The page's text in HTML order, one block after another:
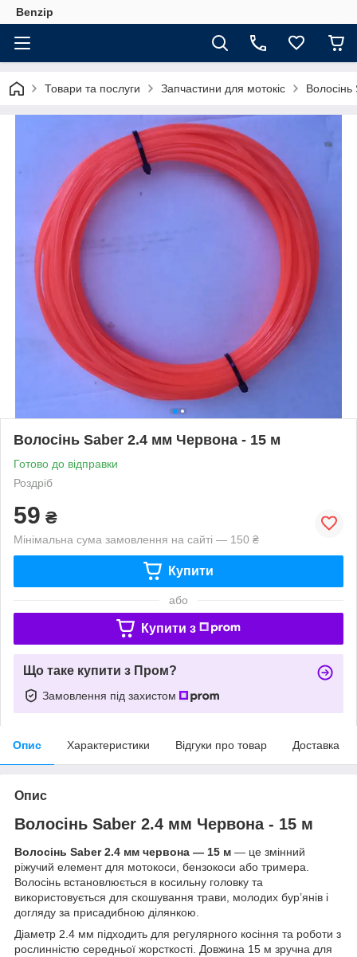
Benzip
Товари та послуги Запчастини для мотокіс
Волосінь Saber 2.4 мм Червона - 15 м
Готово до відправки
Роздріб
59 ₴
Мінімальна сума замовлення на сайті — 150 ₴
Купити
або
Купити з
Що таке купити з Пром?
Замовлення під захистом
Опис Характеристики Відгуки про товар Доставка
Опис
Волосінь Saber 2.4 мм Червона - 15 м
Волосінь Saber 2.4 мм червона — 15 м — це змінний
ріжучий елемент для мотокоси, бензокоси або тримера.
Волосінь встановлюється в косильну головку та
використовується для скошування трави, молодих бур’янів і
догляду за присадибною ділянкою.
Діаметр 2.4 мм підходить для регулярного косіння та роботи з
рослинністю середньої жорсткості. Довжина 15 м зручна для